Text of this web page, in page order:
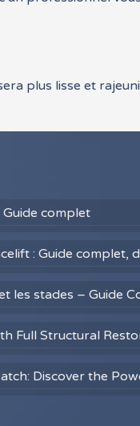
plus lisse et
Guide complet
: Guide complet,
les stades – Guide
Full Structural
Discover the